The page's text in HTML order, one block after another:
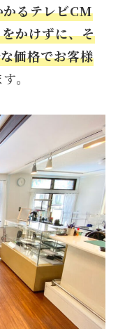
かるテレビCM
かけずに、そ
価格でお客様
。